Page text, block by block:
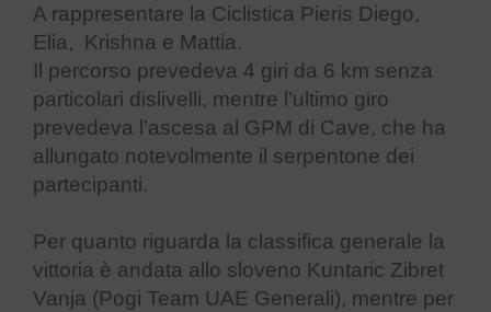
A rappresentare la Ciclistica Pieris Diego,
Elia, Krishna e Mattia.
Il percorso prevedeva 4 giri da 6 km senza
particolari dislivelli, mentre l’ultimo giro
prevedeva l’ascesa al GPM di Cave, che ha
allungato notevolmente il serpentone dei
partecipanti.
Per quanto riguarda la classifica generale la
vittoria è andata allo sloveno Kuntaric Zibret
Vanja (Pogi Team UAE Generali), mentre per